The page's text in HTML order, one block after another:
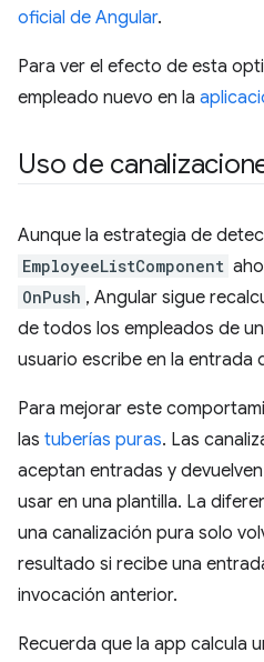
oficial de Angular.
Para ver el efecto de esta
empleado nuevo en la
Uso de
Aunque la estrategia de
EmployeeListComponent
OnPush , Angular sigue
de todos los empleados de
usuario escribe en la
Para mejorar este
las tuberías puras. Las
aceptan entradas y
usar en una plantilla. La
una canalización pura solo
resultado si recibe una
invocación anterior.
Recuerda que la app calcula